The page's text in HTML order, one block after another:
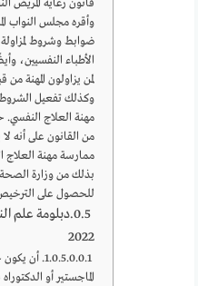
قانون رعاية المريض
وأقره مجلس النواب
ضوابط وشروط
الأطباء النفسيين،
لمن يزاولون المهنة
وكذلك تفعيل
من القانون على أنه
ممارسة مهنة العلاج
بذلك من وزارة
للحصول على
دبلومة علم
2022
1. أن
الماجستير أو